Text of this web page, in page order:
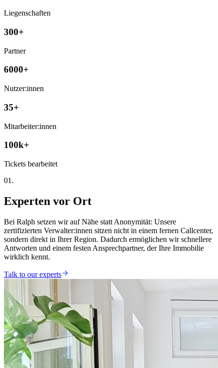
Liegenschaften
300+
Partner
6000+
Nutzer:innen
35+
Mitarbeiter:innen
100k+
Tickets bearbeitet
01.
Experten vor Ort
Bei Ralph setzen wir auf Nähe statt Anonymität: Unsere
zertifizierten Verwalter:innen sitzen nicht in einem fernen Callcenter,
sondern direkt in Ihrer Region. Dadurch ermöglichen wir schnellere
Antworten und einem festen Ansprechpartner, der Ihre Immobilie
wirklich kennt.
Talk to our experts